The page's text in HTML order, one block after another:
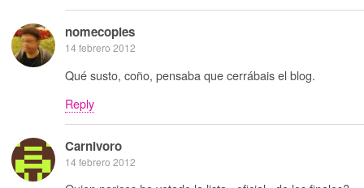
nomecopies
14 febrero 2012
Qué susto, coño, pensaba que cerrábais el blog.
Reply
Carnivoro
14 febrero 2012